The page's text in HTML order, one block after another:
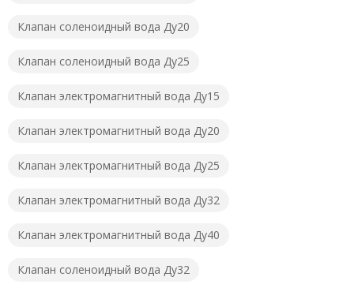
Клапан соленоидный вода Ду20
Клапан соленоидный вода Ду25
Клапан электромагнитный вода Ду15
Клапан электромагнитный вода Ду20
Клапан электромагнитный вода Ду25
Клапан электромагнитный вода Ду32
Клапан электромагнитный вода Ду40
Клапан соленоидный вода Ду32